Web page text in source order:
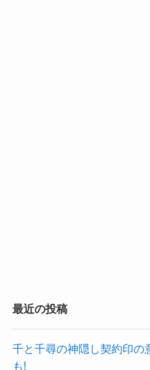
最近の投稿
千と千尋の神隠し契約印の
も!